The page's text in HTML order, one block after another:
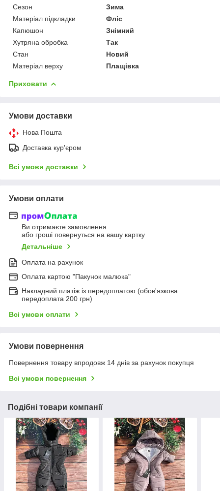
Сезон
Зима
Матеріал підкладки
Фліс
Капюшон
Знімний
Хутряна обробка
Так
Стан
Новий
Матеріал верху
Плащівка
Приховати
Умови доставки
Нова Пошта
Доставка кур'єром
Всі умови доставки
Умови оплати
Ви отримаєте замовлення
або гроші повернуться на вашу картку
Детальніше
Оплата на рахунок
Оплата картою "Пакунок малюка"
Накладний платіж із передоплатою (обов'язкова
передоплата 200 грн)
Всі умови оплати
Умови повернення
Повернення товару впродовж 14 днів за рахунок покупця
Всі умови повернення
Подібні товари компанії